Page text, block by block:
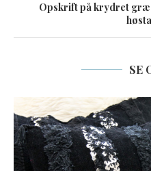
Opskrift på krydret
SE